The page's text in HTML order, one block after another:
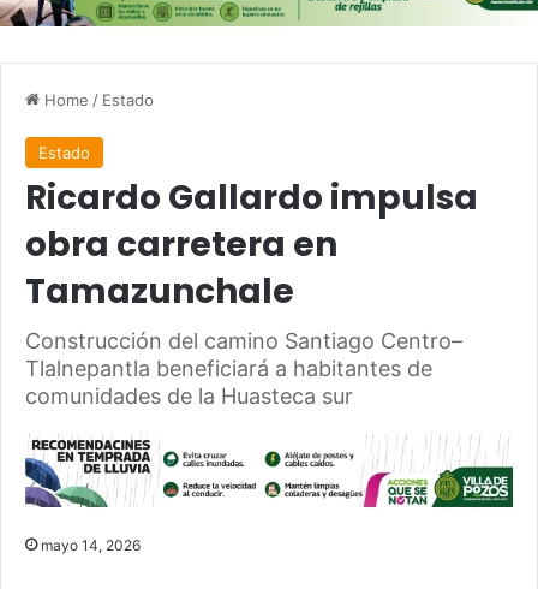
Home / Estado
Estado
Ricardo Gallardo impulsa
obra carretera en
Tamazunchale
Construcción del camino Santiago Centro–
Tlalnepantla beneficiará a habitantes de
comunidades de la Huasteca sur
mayo 14, 2026